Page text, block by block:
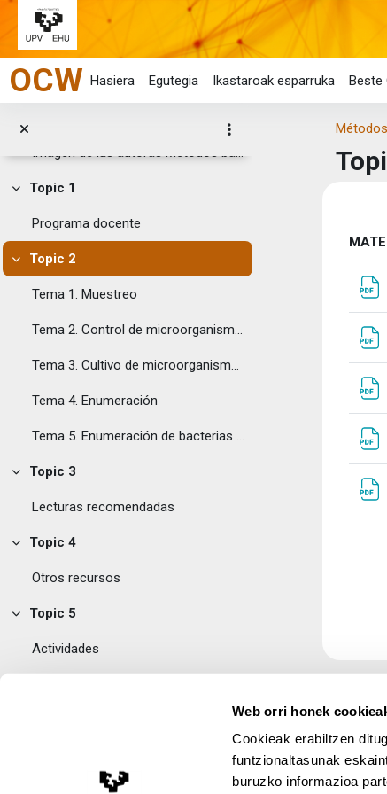
Web orri honek
Cookieak erabiltzen
funtzionaltasunak
buruzko informazioa
Joan eduki nagusira zuzenean
OCW Hasiera Egutegia Ikastaroak esparruka Beste
Tolestu
Orokorra
Imagen de las autoras Métodos bási...
Tolestu
Topic 1
Programa docente
Tolestu
Topic 2
Tema 1. Muestreo
Tema 2. Control de microorganismos
Tema 3. Cultivo de microorganismos
Tema 4. Enumeración
Tema 5. Enumeración de bacterias activas
Tolestu
Topic 3
Lecturas recomendadas
Tolestu
Topic 4
Otros recursos
Tolestu
Topic 5
Actividades
Control de microorganismos Lege Oharra